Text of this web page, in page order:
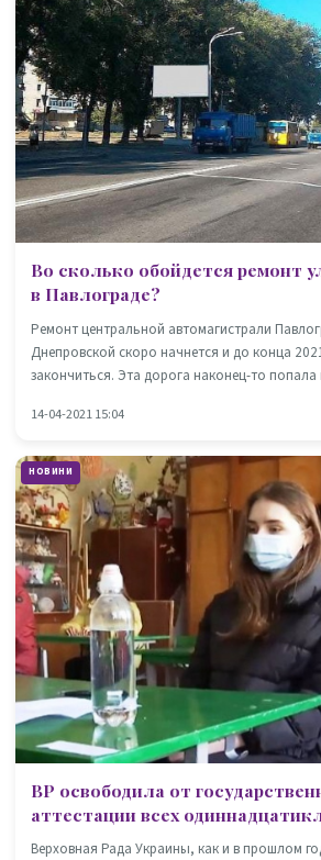
Во сколько обойдется ремонт
в Павлограде?
Ремонт центральной автомагистрали
Днепровской скоро начнется и до конца
закончиться. Эта дорога наконец-то
14-04-2021 15:04
НОВИНИ
ВР освободила от
аттестации всех
Верховная Рада Украины, как и в прошлом